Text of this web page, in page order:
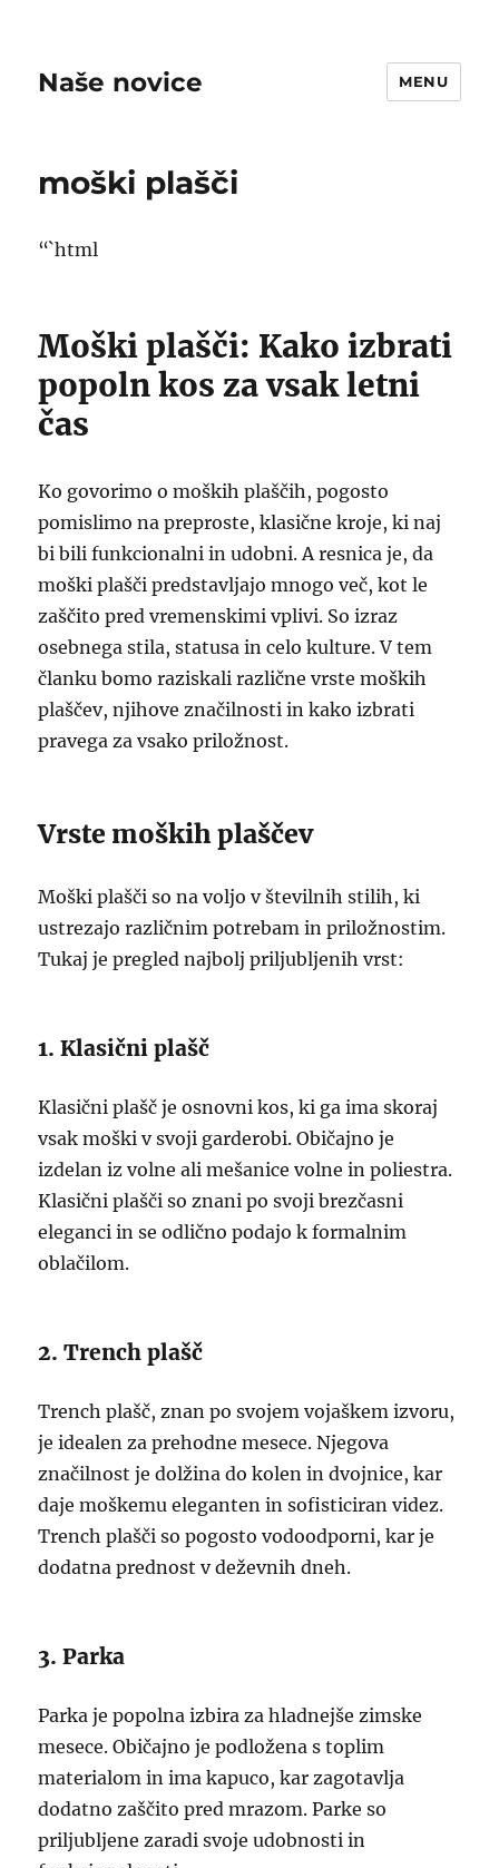
Naše novice MENU
moški plašči
“`html
Moški plašči: Kako izbrati
popoln kos za vsak letni
čas
Ko govorimo o moških plaščih, pogosto
pomislimo na preproste, klasične kroje, ki naj
bi bili funkcionalni in udobni. A resnica je, da
moški plašči predstavljajo mnogo več, kot le
zaščito pred vremenskimi vplivi. So izraz
osebnega stila, statusa in celo kulture. V tem
članku bomo raziskali različne vrste moških
plaščev, njihove značilnosti in kako izbrati
pravega za vsako priložnost.
Vrste moških plaščev
Moški plašči so na voljo v številnih stilih, ki
ustrezajo različnim potrebam in priložnostim.
Tukaj je pregled najbolj priljubljenih vrst:
1. Klasični plašč
Klasični plašč je osnovni kos, ki ga ima skoraj
vsak moški v svoji garderobi. Običajno je
izdelan iz volne ali mešanice volne in poliestra.
Klasični plašči so znani po svoji brezčasni
eleganci in se odlično podajo k formalnim
oblačilom.
2. Trench plašč
Trench plašč, znan po svojem vojaškem izvoru,
je idealen za prehodne mesece. Njegova
značilnost je dolžina do kolen in dvojnice, kar
daje moškemu eleganten in sofisticiran videz.
Trench plašči so pogosto vodoodporni, kar je
dodatna prednost v deževnih dneh.
3. Parka
Parka je popolna izbira za hladnejše zimske
mesece. Običajno je podložena s toplim
materialom in ima kapuco, kar zagotavlja
dodatno zaščito pred mrazom. Parke so
priljubljene zaradi svoje udobnosti in